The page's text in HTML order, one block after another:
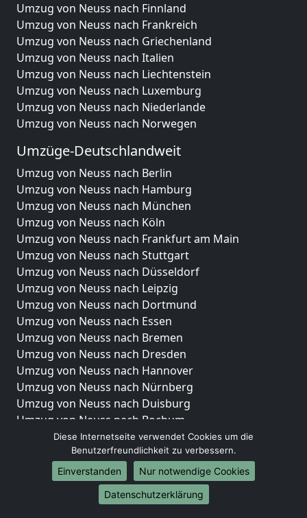
Umzug von Neuss nach Finnland
Umzug von Neuss nach Frankreich
Umzug von Neuss nach Griechenland
Umzug von Neuss nach Italien
Umzug von Neuss nach Liechtenstein
Umzug von Neuss nach Luxemburg
Umzug von Neuss nach Niederlande
Umzug von Neuss nach Norwegen
Umzüge-Deutschlandweit
Umzug von Neuss nach Berlin
Umzug von Neuss nach Hamburg
Umzug von Neuss nach München
Umzug von Neuss nach Köln
Umzug von Neuss nach Frankfurt am Main
Umzug von Neuss nach Stuttgart
Umzug von Neuss nach Düsseldorf
Umzug von Neuss nach Leipzig
Umzug von Neuss nach Dortmund
Umzug von Neuss nach Essen
Umzug von Neuss nach Bremen
Umzug von Neuss nach Dresden
Umzug von Neuss nach Hannover
Umzug von Neuss nach Nürnberg
Umzug von Neuss nach Duisburg
Umzug von Neuss nach Bochum
Umzug von Neuss nach Wuppertal
Umzug von Neuss nach Bielefeld
Umzug von Neuss nach Bonn
Umzug von Neuss nach Münster
Diese Internetseite verwendet Cookies um die
Benutzerfreundlichkeit zu verbessern.
Einverstanden
Nur notwendige Cookies
Datenschutzerklärung